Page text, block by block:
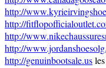
http://
http://
http://
http://
http://genuinbootsale.us